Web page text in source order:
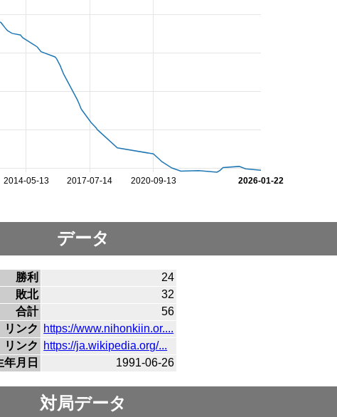
2014-05-13 2017-07-14 2020-09-13 2026-01-22
データ
勝利
24
敗北
32
合計
56
リンク
https://www.nihonkiin.or....
リンク
https://ja.wikipedia.org/...
年月日
1991-06-26
対局データ